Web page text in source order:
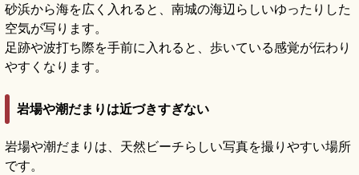
砂浜から海を広く入れると、南城の海辺らしいゆったりした
空気が写ります。
足跡や波打ち際を手前に入れると、歩いている感覚が伝わり
やすくなります。
岩場や潮だまりは近づきすぎない
岩場や潮だまりは、天然ビーチらしい写真を撮りやすい場所
です。